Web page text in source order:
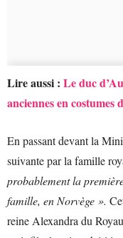
Lire aussi : Le duc
anciennes en costumes
En passant devant la
suivante par la famille
probablement la
famille, en Norvège ».
reine Alexandra du